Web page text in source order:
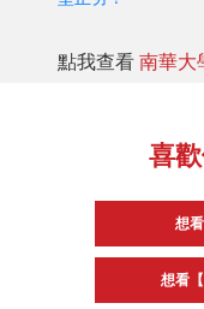
點我查看 南華大
喜
想
想看